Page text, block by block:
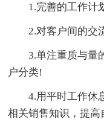
1.完善的工作计
2.对客户间的交
3.单注重质与量
户分类!
4.用平时工作休
相关销售知识，提高